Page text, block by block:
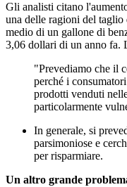
Gli analisti citano
una delle ragioni del
medio di un gallone di
3,06 dollari di un anno fa.
"Prevediamo che il
perché i
prodotti venduti
particolarmente
In generale, si
parsimoniose e
per risparmiare.
Un altro grande